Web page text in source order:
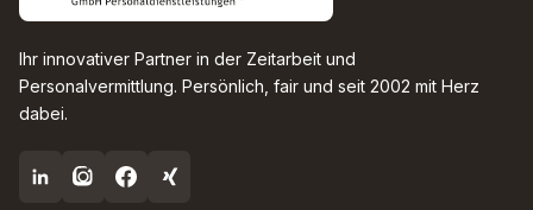
Ihr innovativer Partner in der Zeitarbeit und
Personalvermittlung. Persönlich, fair und seit 2002 mit Herz
dabei.